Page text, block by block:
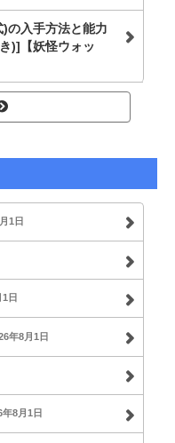
)の入手方法と能力
)]【妖怪ウォッ
1日
日
年8月1日
年8月1日